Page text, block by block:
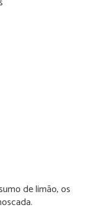
de limão, os